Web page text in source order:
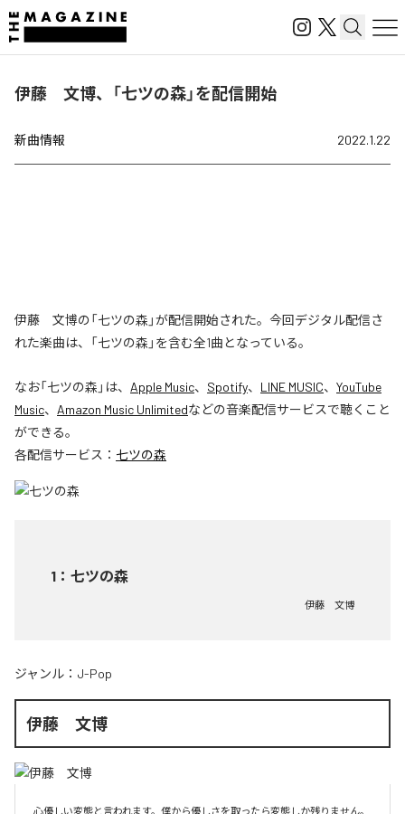
伊藤 文博、「七ツの森」を配信開始
新曲情報 2022.1.22
伊藤 文博の「七ツの森」が配信開始された。今回デジタル配信さ
れた楽曲は、「七ツの森」を含む全1曲となっている。
なお「七ツの森 」は、 Apple Music、 Spotify、 LINE MUSIC、 YouTube
Music、 Amazon Music Unlimitedなどの音楽配信サービスで聴くこと
ができる。
各配信サービス： 七ツの森
1 ： 七ツの森
伊藤 文博
ジャンル： J-Pop
伊藤 文博
心優しい変態と言われます。僕から優しさを取ったら変態しか残りません。